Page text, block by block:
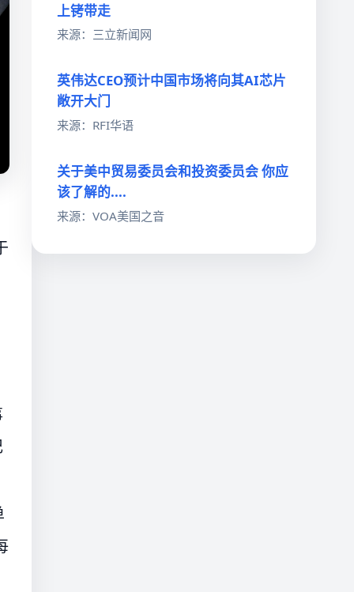
上铐带走
来源：三立新闻网
英伟达CEO预计中国市场将向其AI芯片
敞开大门
来源：RFI华语
关于美中贸易委员会和投资委员会 你应
该了解的....
来源：VOA美国之音